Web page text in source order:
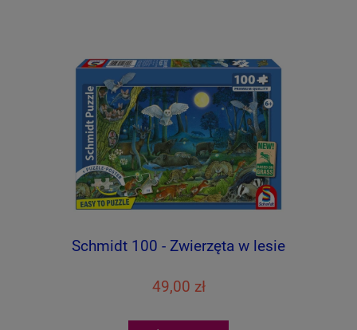
Schmidt 100 - Zwierzęta w lesie
49,00 zł